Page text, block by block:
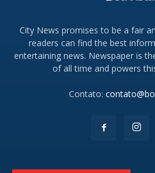
City News promises to be a fair
readers can find the best
entertaining news. Newspaper is
of all time and powers
Contato: